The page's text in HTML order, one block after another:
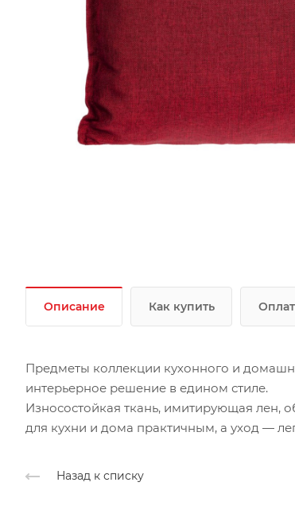
Описание Как купить
Предметы коллекции кухонного и
интерьерное решение в едином стиле.
Износостойкая ткань, имитирующая лен,
для кухни и дома практичным, а уход —
Назад к списку